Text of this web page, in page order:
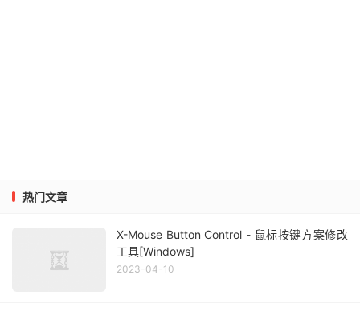
热门文章
X-Mouse Button Control - 鼠标按键方案修改
工具[Windows]
2023-04-10